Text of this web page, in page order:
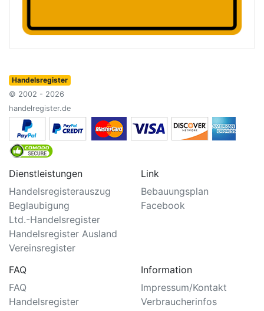
Handelsregister
© 2002 - 2026
handelregister.de
Dienstleistungen
Handelsregisterauszug
Beglaubigung
Ltd.-Handelsregister
Handelsregister Ausland
Vereinsregister
Link
Bebauungsplan
Facebook
FAQ
FAQ
Handelsregister
Information
Impressum/Kontakt
Verbraucherinfos